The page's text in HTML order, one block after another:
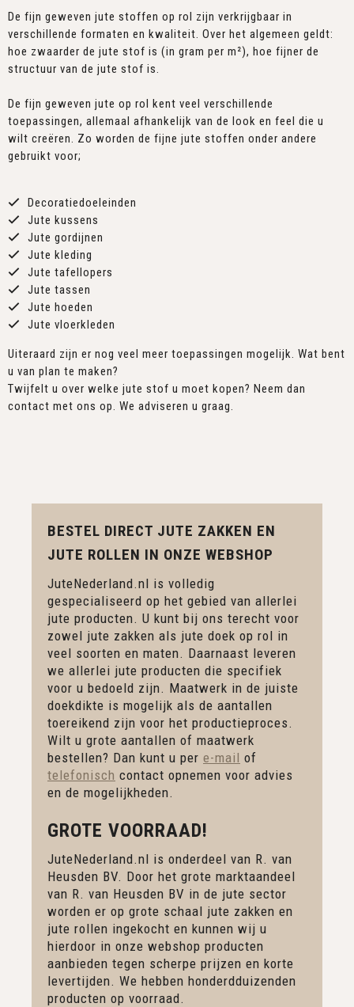
De fijn geweven jute stoffen op rol zijn verkrijgbaar in
verschillende formaten en kwaliteit. Over het algemeen geldt:
hoe zwaarder de jute stof is (in gram per m²), hoe fijner de
structuur van de jute stof is.
De fijn geweven jute op rol kent veel verschillende
toepassingen, allemaal afhankelijk van de look en feel die u
wilt creëren. Zo worden de fijne jute stoffen onder andere
gebruikt voor;
Decoratiedoeleinden
Jute kussens
Jute gordijnen
Jute kleding
Jute tafellopers
Jute tassen
Jute hoeden
Jute vloerkleden
Uiteraard zijn er nog veel meer toepassingen mogelijk. Wat bent
u van plan te maken?
Twijfelt u over welke jute stof u moet kopen? Neem dan
contact met ons op. We adviseren u graag.
BESTEL DIRECT JUTE ZAKKEN EN
JUTE ROLLEN IN ONZE WEBSHOP
JuteNederland.nl is volledig
gespecialiseerd op het gebied van allerlei
jute producten. U kunt bij ons terecht voor
zowel jute zakken als jute doek op rol in
veel soorten en maten. Daarnaast leveren
we allerlei jute producten die specifiek
voor u bedoeld zijn. Maatwerk in de juiste
doekdikte is mogelijk als de aantallen
toereikend zijn voor het productieproces.
Wilt u grote aantallen of maatwerk
bestellen? Dan kunt u per e-mail of
telefonisch contact opnemen voor advies
en de mogelijkheden.
GROTE VOORRAAD!
JuteNederland.nl is onderdeel van R. van
Heusden BV. Door het grote marktaandeel
van R. van Heusden BV in de jute sector
worden er op grote schaal jute zakken en
jute rollen ingekocht en kunnen wij u
hierdoor in onze webshop producten
aanbieden tegen scherpe prijzen en korte
levertijden. We hebben honderdduizenden
producten op voorraad.